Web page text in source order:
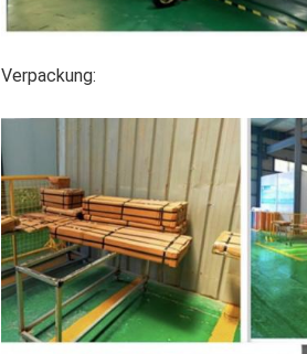
Verpackung: